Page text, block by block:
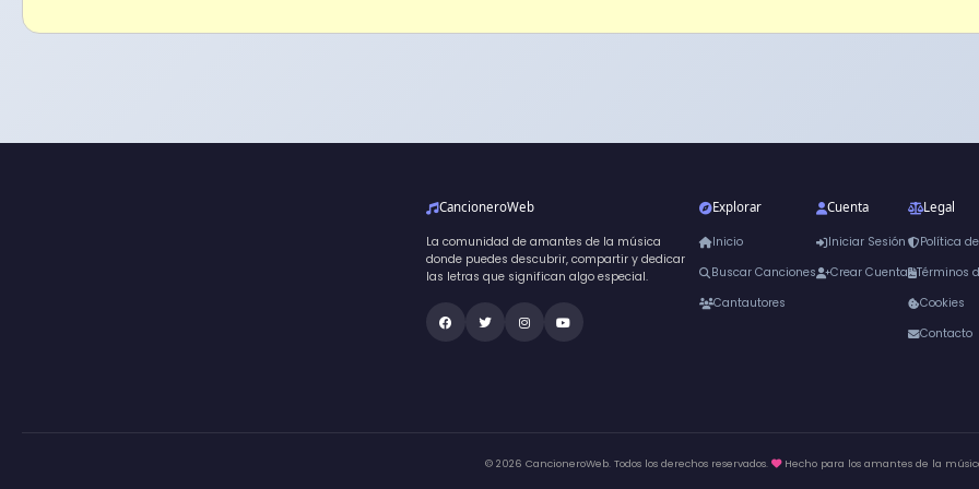
CancioneroWeb
La comunidad de amantes de la música
donde puedes descubrir, compartir y dedicar
las letras que significan algo especial.
Explorar
Inicio
Buscar Canciones
Cantautores
Cuenta
Iniciar Sesión
Crear Cuenta
Legal
Política
Términos
Cookies
Contacto
© 2026 CancioneroWeb. Todos los derechos reservados. Hecho para los amantes de la